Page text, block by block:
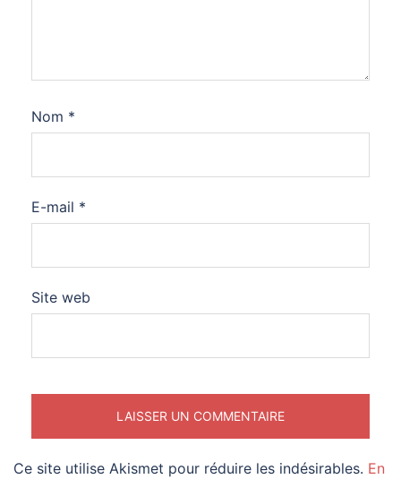
Nom *
E-mail *
Site web
Ce site utilise Akismet pour réduire les indésirables. En